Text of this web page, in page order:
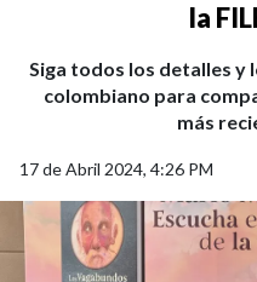
la
Siga todos los detalles y
colombiano para
más
17 de Abril 2024, 4:26 PM